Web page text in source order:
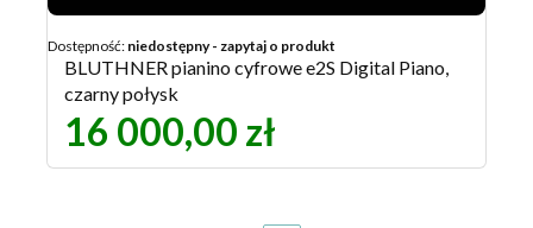
Dostępność: niedostępny - zapytaj o produkt
BLUTHNER pianino cyfrowe e2S Digital Piano,
czarny połysk
16 000,00 zł